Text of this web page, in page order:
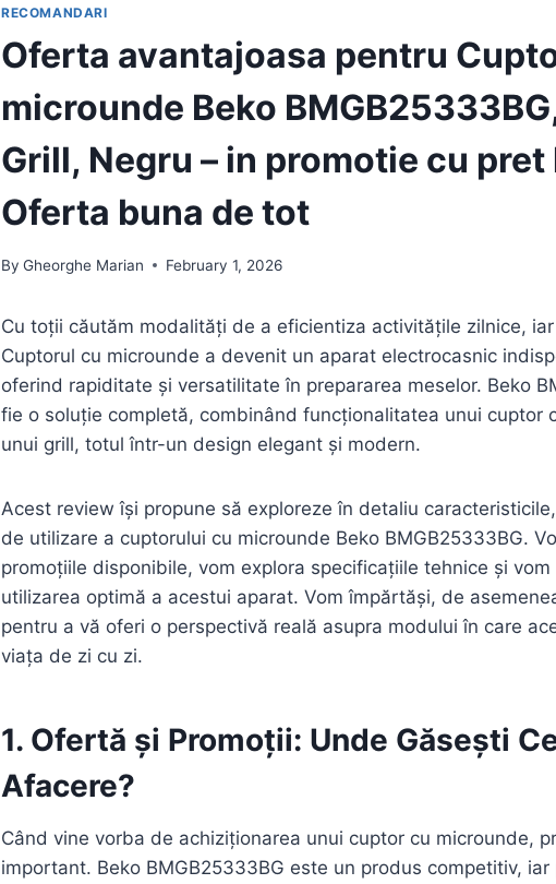
RECOMANDARI
Oferta avantajoasa pentru
microunde Beko
Grill, Negru – in promotie cu
Oferta buna de tot
By Gheorghe Marian February 1, 2026
Cu toții căutăm modalități de a eficientiza activitățile zilnice,
Cuptorul cu microunde a devenit un aparat electrocasnic
oferind rapiditate și versatilitate în prepararea meselor. Beko
fie o soluție completă, combinând funcționalitatea unui cuptor
unui grill, totul într-un design elegant și modern.
Acest review își propune să exploreze în detaliu
de utilizare a cuptorului cu microunde Beko BMGB25333BG.
promoțiile disponibile, vom explora specificațiile tehnice și
utilizarea optimă a acestui aparat. Vom împărtăși, de
pentru a vă oferi o perspectivă reală asupra modului în care
viața de zi cu zi.
1. Ofertă și Promoții: Unde Găsești
Afacere?
Când vine vorba de achiziționarea unui cuptor cu microunde,
important. Beko BMGB25333BG este un produs competitiv,